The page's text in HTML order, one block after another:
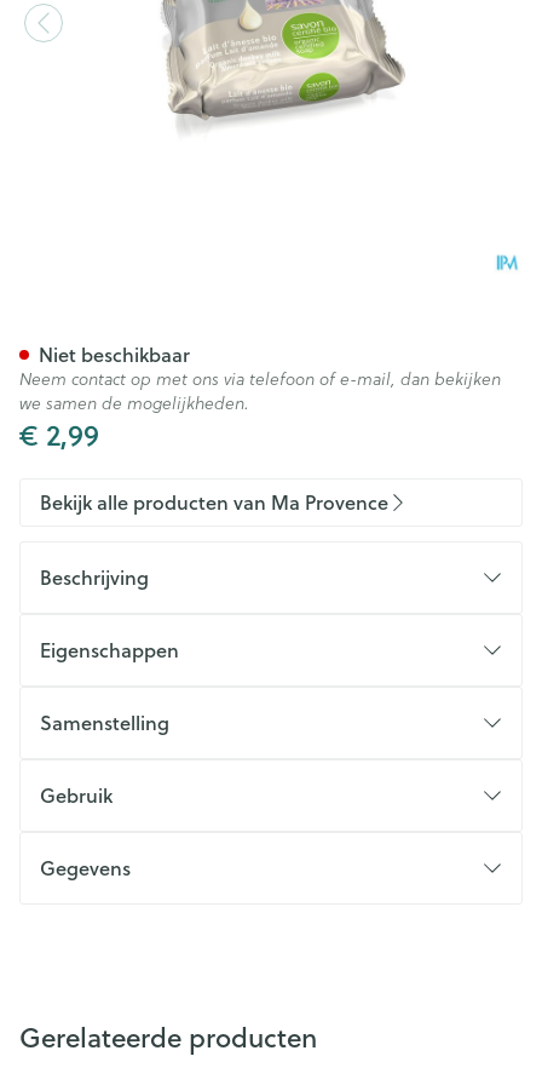
€ 2,99
Niet beschikbaar
Neem contact op met ons via telefoon of e-mail, dan bekijken
we samen de mogelijkheden.
Bekijk alle producten van Ma Provence
Beschrijving
Eigenschappen
Samenstelling
Gebruik
Gegevens
Gerelateerde producten